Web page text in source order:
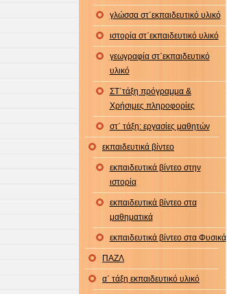
γλώσσα στ΄εκπαιδευτικό υλικό
ιστορία στ΄εκπαιδευτικό υλικό
γεωγραφία στ΄εκπαιδευτικό
υλικό
ΣΤ΄τάξη πρόγραμμα &
Χρήσιμες πληροφορίες
στ΄ τάξη: εργασίες μαθητών
εκπαιδευτικά βίντεο
εκπαιδευτικά βίντεο στην
ιστορία
εκπαιδευτικά βίντεο στα
μαθηματικά
εκπαιδευτικά βίντεο στα Φυσικά
ΠΑΖΛ
α΄ τάξη εκπαιδευτικό υλικό